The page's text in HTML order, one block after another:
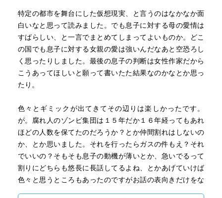
特定の都市を舞台にした仮想現実、と言うのはなかなか面
白いなと思って読みました。でも息子に対する母の愛情は
すばらしい、と一言でまとめてしまってよいものか。どこ
の国でも息子に対する女親の愛は強いんだなあと空恐ろし
く思ったりしました。最後の息子の判断は女性作家だから
こうあってほしいと願って書いたた結果なのかなとか思っ
たり。
色々とギミックが出てきてその辺りは楽しかったです。
が。腐れ人のゾンビ集団は１５年だか１６年経ってもあれ
ほどの人数を保てたのだろうか？とか仲間割れはしないの
か、とか思いました。それを行ったらガスの件もえ？それ
でいいの？そもそも息子の動機が薄いとか、急いでるって
割りにどちらも悠長に長話してるよね、とかあげていけば
色々と思うところもあったのですがお話の表向きだけをな